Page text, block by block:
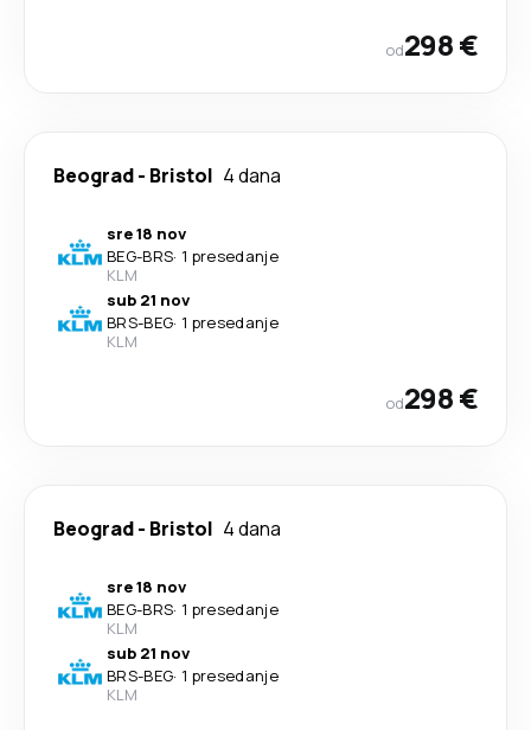
od298 €
Beograd- Bristol 4 dana
sre 18 nov
BEG-BRS· 1 presedanje
KLM
sub 21 nov
BRS-BEG· 1 presedanje
KLM
od298 €
Beograd- Bristol 4 dana
sre 18 nov
BEG-BRS· 1 presedanje
KLM
sub 21 nov
BRS-BEG· 1 presedanje
KLM